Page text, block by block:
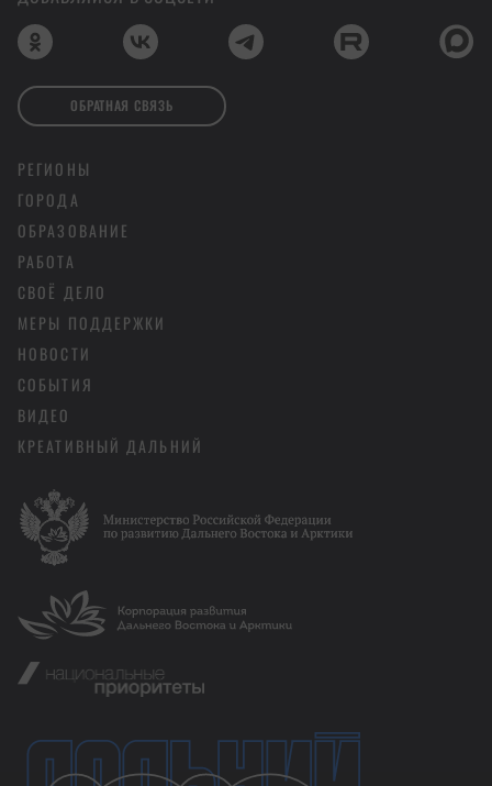
РЕГИОНЫ
ГОРОДА
ОБРАЗОВАНИЕ
РАБОТА
СВОЁ ДЕЛО
МЕРЫ ПОДДЕРЖКИ
НОВОСТИ
СОБЫТИЯ
ВИДЕО
КРЕАТИВНЫЙ ДАЛЬНИЙ
ОБРАТНАЯ СВЯЗЬ